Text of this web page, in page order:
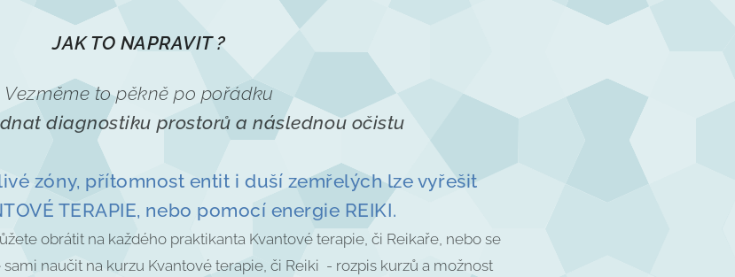
JAK TO NAPRAVIT?
Vezměme to pěkně po pořádku
diagnostiku prostorů a následnou očistu
zóny, přítomnost entit i duší zemřelých lze vyřešit
TERAPIE, nebo pomocí energie REIKI.
obrátit na každého praktikanta Kvantové terapie, či Reikaře, nebo se
naučit na kurzu Kvantové terapie, či Reiki - rozpis kurzů a možnost